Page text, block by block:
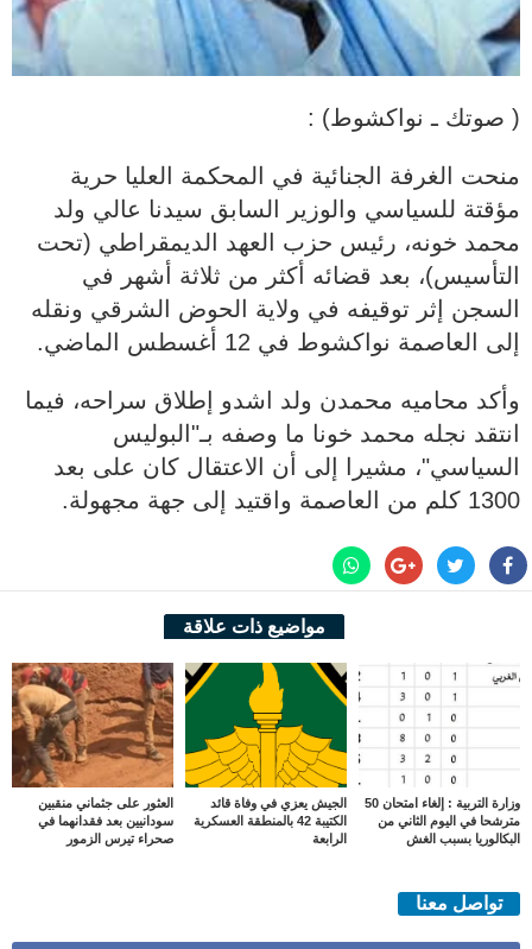
( صوتك ـ نواكشوط) :
منحت الغرفة الجنائية في المحكمة العليا حرية
مؤقتة للسياسي والوزير السابق سيدنا عالي ولد
محمد خونه، رئيس حزب العهد الديمقراطي (تحت
التأسيس)، بعد قضائه أكثر من ثلاثة أشهر في
السجن إثر توقيفه في ولاية الحوض الشرقي ونقله
إلى العاصمة نواكشوط في 12 أغسطس الماضي.
وأكد محاميه محمدن ولد اشدو إطلاق سراحه، فيما
انتقد نجله محمد خونا ما وصفه بـ"البوليس
السياسي"، مشيرا إلى أن الاعتقال كان على بعد
1300 كلم من العاصمة واقتيد إلى جهة مجهولة.
مواضيع ذات علاقة
وزارة التربية : إلغاء امتحان 50
مترشحا في اليوم الثاني من
البكالوريا بسبب الغش
الجيش يعزي في وفاة قائد
الكتيبة 42 بالمنطقة العسكرية
الرابعة
العثور على جثماني منقبين
سودانيين بعد فقدانهما في
صحراء تيرس الزمور
تواصل معنا